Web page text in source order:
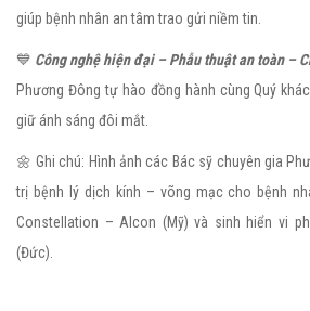
giúp bệnh nhân an tâm trao gửi niềm tin.
💙 Công nghệ hiện đại – Phẫu thuật an toàn –
Phương Đông tự hào đồng hành cùng Quý
giữ ánh sáng đôi mắt.
🌼 Ghi chú: Hình ảnh các Bác sỹ chuyên gia
trị bệnh lý dịch kính – võng mạc cho bệnh
Constellation – Alcon (Mỹ) và sinh hiển vi
(Đức).